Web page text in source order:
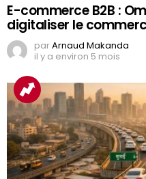
E-commerce B2B :
digitaliser le
parArnaud Makanda
il y a environ 5 mois